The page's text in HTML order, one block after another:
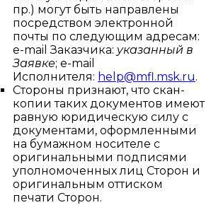
пр.) могут быть направлены
посредством электронной
почты по следующим адресам:
e-mail Заказчика: указанный в
Заявке; e-mail
Исполнителя: help@mfl.msk.ru.
Стороны признают, что скан-
копии таких документов имеют
равную юридическую силу с
документами, оформленными
на бумажном носителе с
оригинальными подписями
уполномоченных лиц Сторон и
оригинальным оттиском
печати Сторон.